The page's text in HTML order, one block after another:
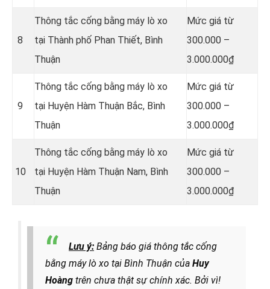
8
Thông tắc cống bằng máy lò xo
tại Thành phố Phan Thiết, Bình
Thuận
Mức giá từ
300.000 –
3.000.000₫
9
Thông tắc cống bằng máy lò xo
tại Huyện Hàm Thuận Bắc, Bình
Thuận
Mức giá từ
300.000 –
3.000.000₫
10
Thông tắc cống bằng máy lò xo
tại Huyện Hàm Thuận Nam, Bình
Thuận
Mức giá từ
300.000 –
3.000.000₫
Lưu ý: Bảng báo giá thông tắc cống
bằng máy lò xo tại Bình Thuận của Huy
Hoàng trên chưa thật sự chính xác. Bởi vì!